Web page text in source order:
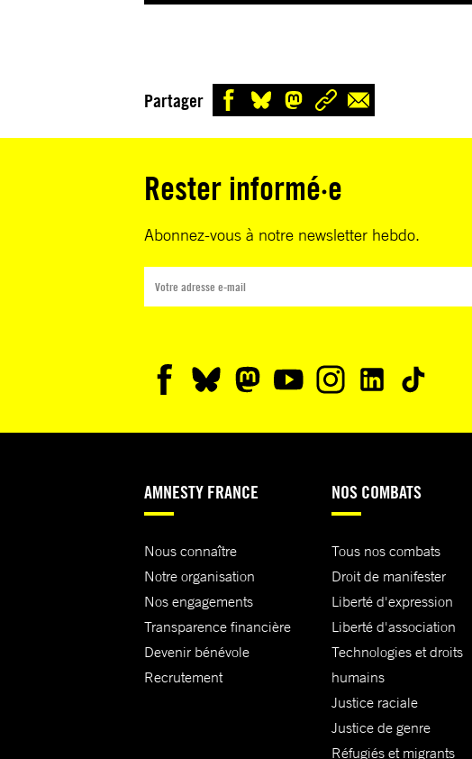
Partager
Rester informé·e
Abonnez-vous à notre newsletter hebdo.
AMNESTY FRANCE
Nous connaître
Notre organisation
Nos engagements
Transparence financière
Devenir bénévole
Recrutement
NOS COMBATS
Tous nos combats
Droit de manifester
Liberté d'expression
Liberté d'association
Technologies et droits
humains
Justice raciale
Justice de genre
Réfugiés et migrants